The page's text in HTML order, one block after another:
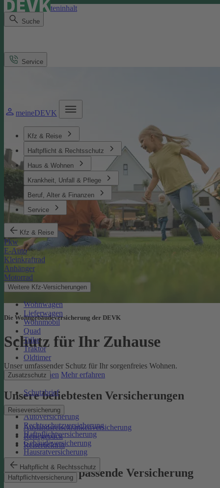
Direkt zum Seiteninhalt
Suche
meineDEVK
Kfz & Reise
Haftpflicht & Rechtsschutz
Haus & Wohnen
Krankheit, Unfall & Pflege
Beruf, Alter & Finanzen
Service
Kfz & Reise
Pkw
E-Auto
Kleinkraftrad
Anhänger
Motorrad
Weitere Kfz-Versicherungen
Wohnwagen
Lieferwagen
Wohnmobil
Quad
Trike
Traktor
Oldtimer
Zusatzschutz
Schutzbrief
Reiseversicherung
Auslandsreisekrankenversicherung
Reisegepäck
Reiserücktritt
Haftpflicht & Rechtsschutz
Haftpflichtversicherung
Service
Die Wohngebäudeversicherung der DEVK
Schutz für Ihr Zuhause
Unser umfassender Schutz für Ihr sorgenfreies Wohnen.
Online berechnen Mehr erfahren
Unsere beliebtesten Versicherungen
Autoversicherung
Rechtsschutzversicherung
Haftpflichtversicherung
Gebäudeversicherung
Hausratversicherung
Finden Sie die passende Versicherung